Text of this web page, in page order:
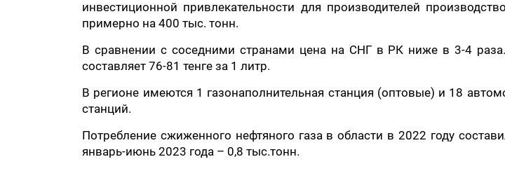
инвестиционной привлекательности для производителей
примерно на 400 тыс. тонн.
В сравнении с соседними странами цена на СНГ в РК ниже в 3-4
составляет 76-81 тенге за 1 литр.
В регионе имеются 1 газонаполнительная станция (оптовые) и 18
станций.
Потребление сжиженного нефтяного газа в области в 2022 году
январь-июнь 2023 года – 0,8 тыс.тонн.